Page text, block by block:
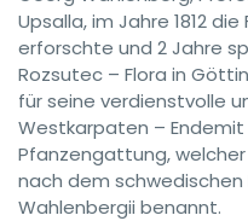
Upsalla, im Jahre 1812
erforschte und 2 Jahre
Rozsutec – Flora in
für seine verdienstvolle
Westkarpaten –
Pfanzengattung,
nach dem schwedischen
Wahlenbergii benannt.